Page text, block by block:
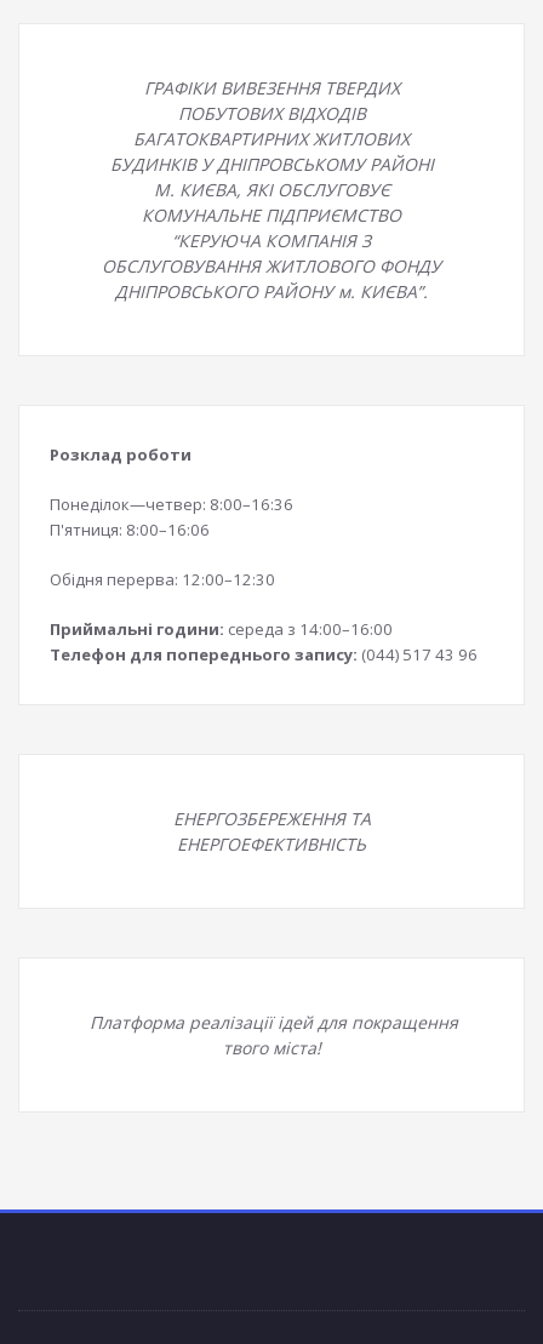
ГРАФІКИ ВИВЕЗЕННЯ ТВЕРДИХ
ПОБУТОВИХ ВІДХОДІВ
БАГАТОКВАРТИРНИХ ЖИТЛОВИХ
БУДИНКІВ У ДНІПРОВСЬКОМУ РАЙОНІ
М. КИЄВА, ЯКІ ОБСЛУГОВУЄ
КОМУНАЛЬНЕ ПІДПРИЄМСТВО
“КЕРУЮЧА КОМПАНІЯ З
ОБСЛУГОВУВАННЯ ЖИТЛОВОГО ФОНДУ
ДНІПРОВСЬКОГО РАЙОНУ м. КИЄВА”.
Розклад роботи
Понеділок—четвер: 8:00–16:36
П'ятниця: 8:00–16:06
Обідня перерва: 12:00–12:30
Приймальні години: середа з 14:00–16:00
Телефон для попереднього запису: (044) 517 43 96
ЕНЕРГОЗБЕРЕЖЕННЯ ТА
ЕНЕРГОЕФЕКТИВНІСТЬ
Платформа реалізації ідей для покращення
твого міста!